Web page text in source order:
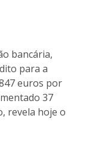
bancária,
para a
euros por
37
revela hoje o